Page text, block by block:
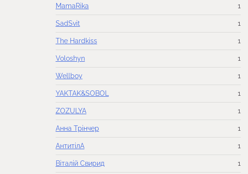
MamaRika 1
SadSvit 1
The Hardkiss 1
Voloshyn 1
Wellboy 1
YAKTAK&SOBOL 1
ZOZULYA 1
Анна Трінчер 1
АнтитілА 1
Віталій Свирид 1